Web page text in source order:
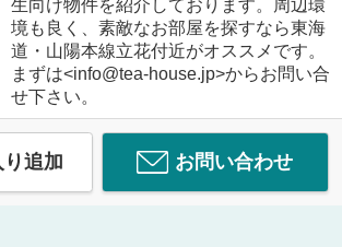
生向け物件を紹介しております。周辺環
境も良く、素敵なお部屋を探すなら東海
道・山陽本線立花付近がオススメです。
まずは<info@tea-house.jp>からお問い合
せ下さい。
追加 お問い合わせ